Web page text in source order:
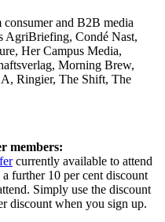
consumer and B2B media
AgriBriefing, Condé Nast,
Her Campus Media,
Morning Brew,
Ringier, The Shift, The
members:
currently available to attend
further 10 per cent discount
Simply use the discount
discount when you sign up.